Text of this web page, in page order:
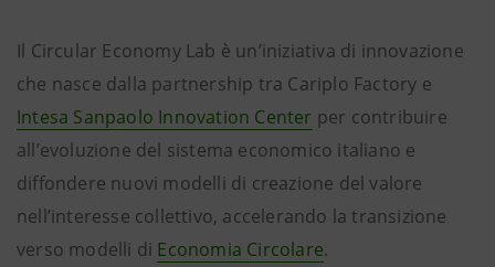
Il Circular Economy Lab è un’iniziativa di innovazione
che nasce dalla partnership tra Cariplo Factory e
Intesa Sanpaolo Innovation Center per contribuire
all’evoluzione del sistema economico italiano e
diffondere nuovi modelli di creazione del valore
nell’interesse collettivo, accelerando la transizione
verso modelli di Economia Circolare.